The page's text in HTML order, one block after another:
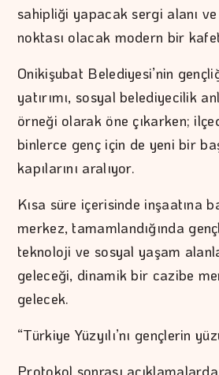
sahipliği yapacak sergi alanı
noktası olacak modern bir
Onikişubat Belediyesi’nin
yatırımı, sosyal belediyecilik
örneği olarak öne çıkarken;
binlerce genç için de yeni bir
kapılarını aralıyor.
Kısa süre içerisinde inşaatına
merkez, tamamlandığında
teknoloji ve sosyal yaşam
geleceği, dinamik bir cazibe
gelecek.
“Türkiye Yüzyılı’nı gençlerin
Protokol sonrası